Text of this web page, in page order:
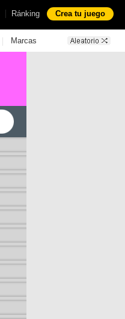
| Ránking Crea tu juego
| Marcas